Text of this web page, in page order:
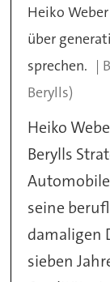
Heiko
über
sprechen.
Berylls)
Heiko
Berylls
seine
damaligen
sieben